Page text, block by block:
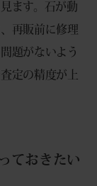
ます。石が動
再販前に修理
題がないよう
定の精度が上
ておきたい